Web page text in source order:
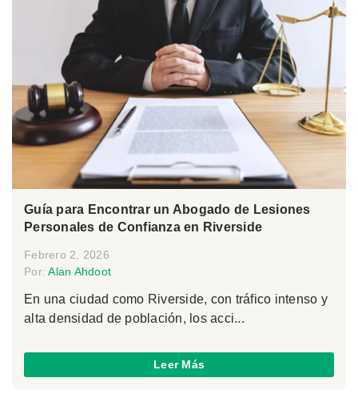
Guía para Encontrar un Abogado de Lesiones
Personales de Confianza en Riverside
Febrero 2, 2026
Por:Alan Ahdoot
En una ciudad como Riverside, con tráfico intenso y
alta densidad de población, los acci...
Leer Más